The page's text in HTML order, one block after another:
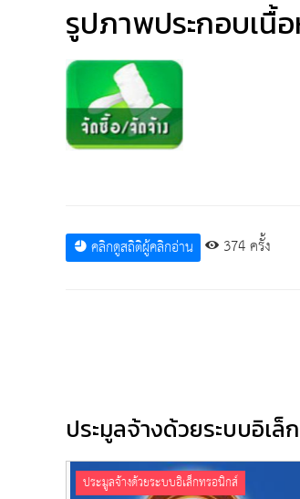
รูปภาพประกอบเนื้
คลิกดูสถิติผู้คลิกอ่าน 374 ครั้ง
ประมูลจ้างด้วยระบบอิเ
ประมูลจ้างด้วยระบบอิเล็กทรอนิกส์